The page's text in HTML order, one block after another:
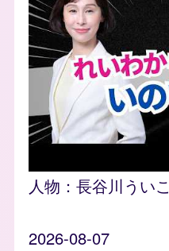
人物： 長谷川ういこ
2026-08-07